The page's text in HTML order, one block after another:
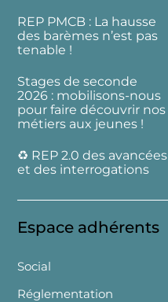
REP PMCB : La hausse
des barèmes n’est pas
tenable !
Stages de seconde
2026 : mobilisons-nous
pour faire découvrir nos
métiers aux jeunes !
♻️ REP 2.0 des avancées
et des interrogations
Espace adhérents
Social
Réglementation